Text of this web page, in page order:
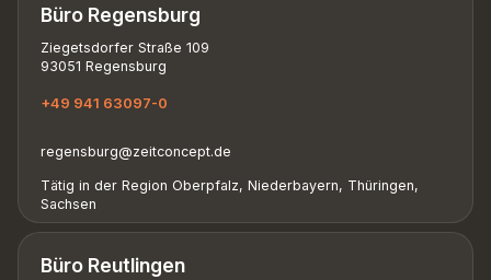
Büro Regensburg
Ziegetsdorfer Straße 109
93051 Regensburg
+49 941 63097-0
regensburg@zeitconcept.de
Tätig in der Region Oberpfalz, Niederbayern, Thüringen,
Sachsen
Büro Reutlingen